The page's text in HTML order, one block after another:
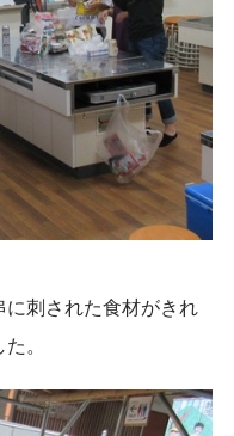
刺された食材がきれ
。